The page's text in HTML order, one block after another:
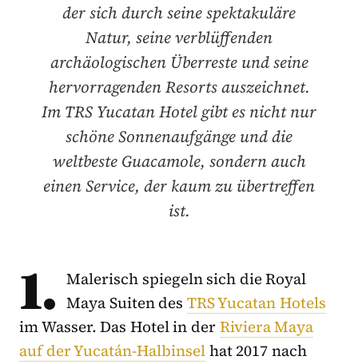
der sich durch seine spektakuläre
Natur, seine verblüffenden
archäologischen Überreste und seine
hervorragenden Resorts auszeichnet.
Im TRS Yucatan Hotel gibt es nicht nur
schöne Sonnenaufgänge und die
weltbeste Guacamole, sondern auch
einen Service, der kaum zu übertreffen
ist.
1. Malerisch spiegeln sich die Royal
Maya Suiten des TRS Yucatan Hotels
im Wasser. Das Hotel in derRiviera Maya
auf der Yucatán-Halbinselhat 2017 nach